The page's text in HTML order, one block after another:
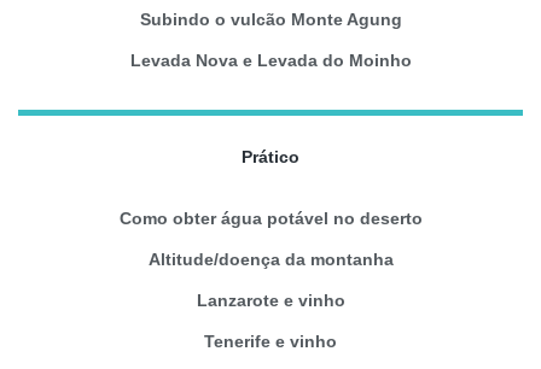
Subindo o vulcão Monte Agung
Levada Nova e Levada do Moinho
Prático
Como obter água potável no deserto
Altitude/doença da montanha
Lanzarote e vinho
Tenerife e vinho